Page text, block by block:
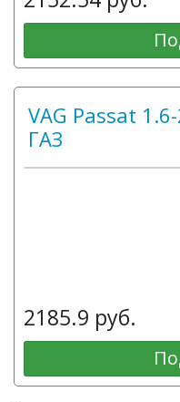
VAG Passat
ГАЗ
2185.9 руб.